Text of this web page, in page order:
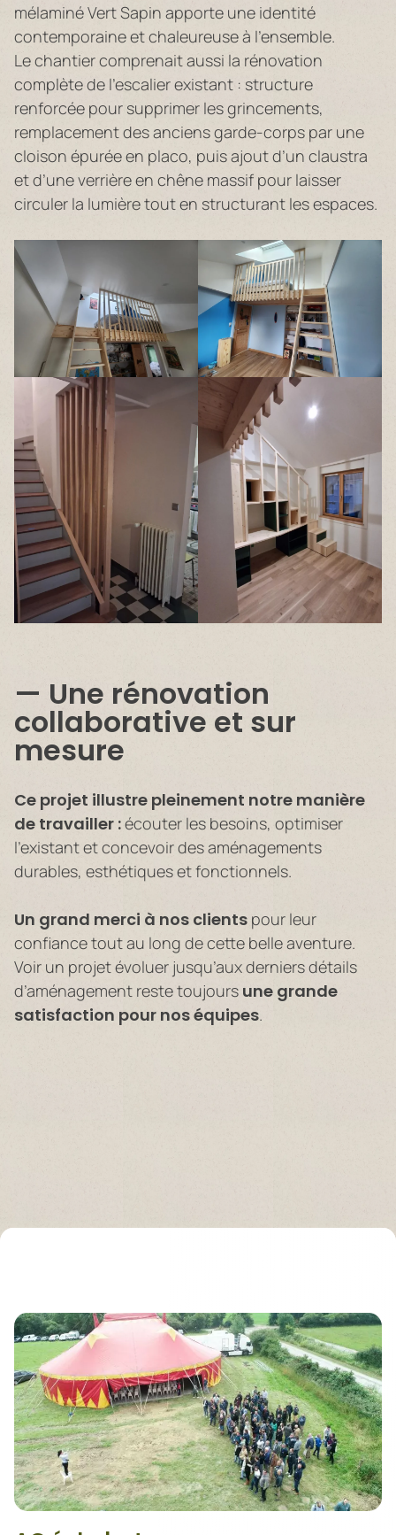
mélaminé Vert Sapin apporte une identité
contemporaine et chaleureuse à l’ensemble.
Le chantier comprenait aussi la rénovation
complète de l’escalier existant : structure
renforcée pour supprimer les grincements,
remplacement des anciens garde-corps par une
cloison épurée en placo, puis ajout d’un claustra
et d’une verrière en chêne massif pour laisser
circuler la lumière tout en structurant les espaces.
Une rénovation
collaborative et sur
mesure
Ce projet illustre pleinement notre manière
de travailler :écouter les besoins, optimiser
l’existant et concevoir des aménagements
durables, esthétiques et fonctionnels.
Un grand merci à nos clients pour leur
confiance tout au long de cette belle aventure.
Voir un projet évoluer jusqu’aux derniers détails
d’aménagement reste toujours une grande
satisfaction pour nos équipes.